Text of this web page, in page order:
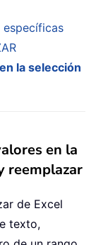
específicas
la selección
en la
reemplazar
de Excel
texto,